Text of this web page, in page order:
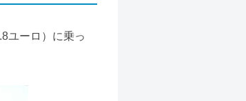
ユーロ）に乗っ